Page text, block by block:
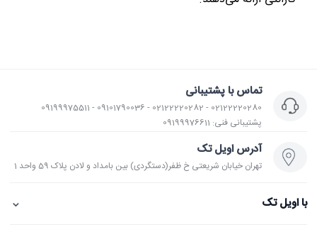
تماس با پشتیبانی
02122220280 - 02122220282 - 09101790036 - 09199975511
پشتیبانی فنی: 09199976611
آدرس اویل تک
تهران خیابان شریعتی خ ظفر(دستگردی) بین بامداد و لادن پلاک 59 واحد 1
با اویل تک ⌄